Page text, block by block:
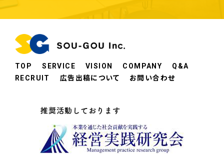
TOP SERVICE VISION COMPANY
Q&A
RECRUIT
広告出稿について お問い合わせ